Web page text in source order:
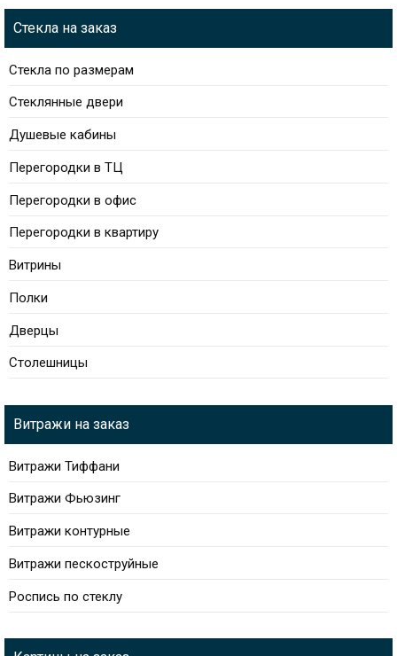
Стекла на заказ
Стекла по размерам
Стеклянные двери
Душевые кабины
Перегородки в ТЦ
Перегородки в офис
Перегородки в квартиру
Витрины
Полки
Дверцы
Столешницы
Витражи на заказ
Витражи Тиффани
Витражи Фьюзинг
Витражи контурные
Витражи пескоструйные
Роспись по стеклу